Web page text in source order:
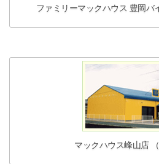
ファミリーマックハウス 豊岡バ
マックハウス峰山店 （